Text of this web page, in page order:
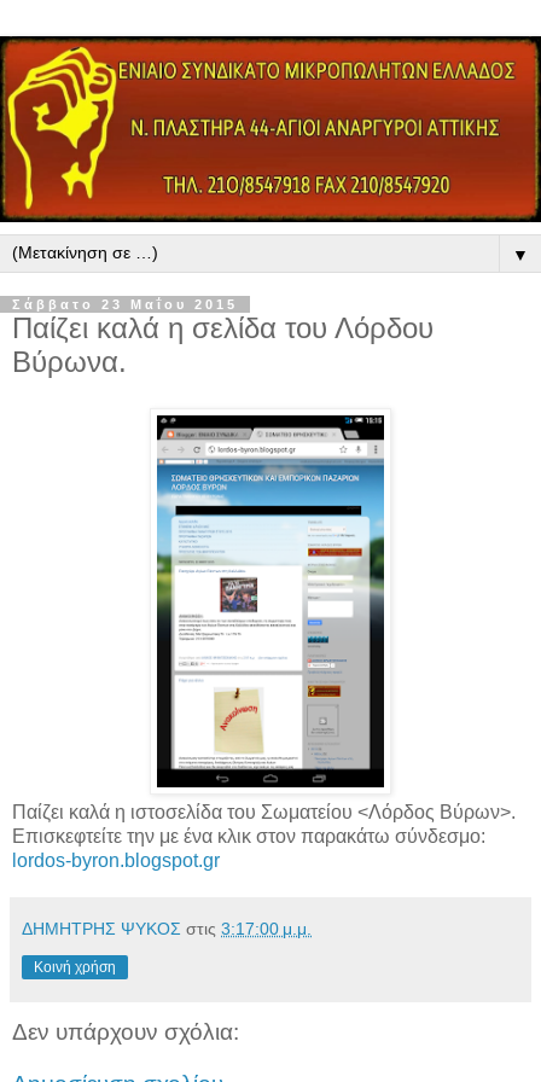
▼
Σάββατο 23 Μαΐου 2015
Παίζει καλά η σελίδα του Λόρδου
Βύρωνα.
Παίζει καλά η ιστοσελίδα του Σωματείου <Λόρδος Βύρων>.
Επισκεφτείτε την με ένα κλικ στον παρακάτω σύνδεσμο:
lordos-byron.blogspot.gr
ΔΗΜΗΤΡΗΣ ΨΥΚΟΣ στις 3:17:00 μ.μ.
Κοινή χρήση
Δεν υπάρχουν σχόλια: